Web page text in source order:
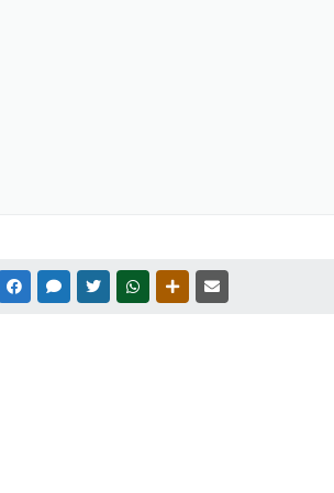
FACEBOOKMESSENGER
TWITTERWHATSAPPOUTRAS MÍDIAS